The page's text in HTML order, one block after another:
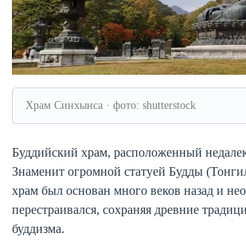
Храм Синхынса · фото: shutterstock
Буддийский храм, расположенный
Знаменит огромной статуей Будды
храм был основан много веков назад и
перестраивался, сохраняя древние
буддизма.